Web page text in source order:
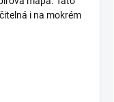
i na mokrém